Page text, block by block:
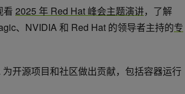
看 2025 年 Red Hat 峰会主题演讲，了解
、NVIDIA 和 Red Hat 的领导者主持的专
开源项目和社区做出贡献，包括容器运行